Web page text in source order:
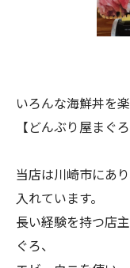
いろんな海鮮丼を
【どんぶり屋まぐ
当店は川崎市にあ
入れています。
長い経験を持つ店
ぐろ、